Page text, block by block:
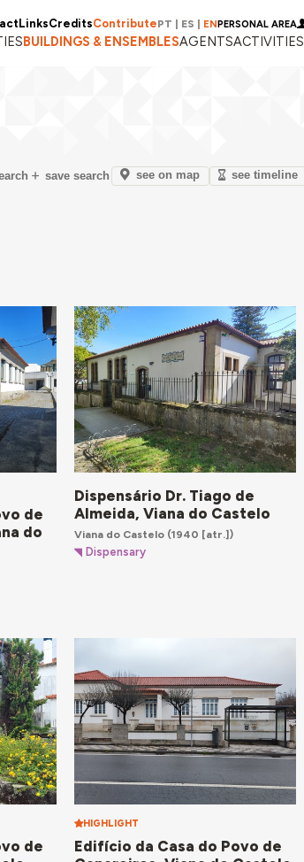
LinksCreditsContributePT ES ENPERSONAL AREA
BUILDINGS & ENSEMBLESAGENTSACTIVITIES
save search see on map see timeline
de
do
Dispensário Dr. Tiago de
Almeida, Viana do Castelo
Viana do Castelo (1940 [atr.])
Dispensary
de
HIGHLIGHT
Edifício da Casa do Povo de